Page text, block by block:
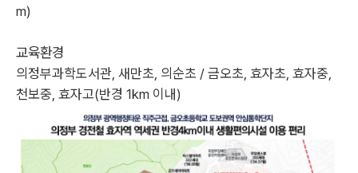
m)
교육환경
의정부과학도서관, 새만초, 의순초 / 금오초, 효자초, 효자중,
천보중, 효자고(반경 1km 이내)